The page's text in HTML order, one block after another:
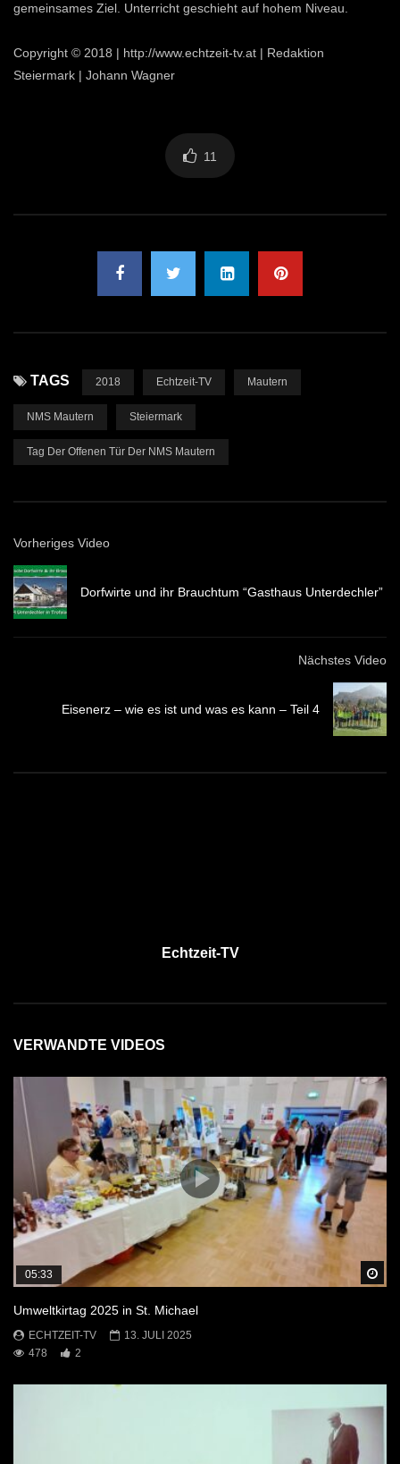
gemeinsames Ziel. Unterricht geschieht auf hohem Niveau.
Copyright © 2018 | http://www.echtzeit-tv.at | Redaktion
Steiermark | Johann Wagner
11
TAGS 2018 Echtzeit-TV Mautern
NMS Mautern Steiermark
Tag Der Offenen Tür Der NMS Mautern
Vorheriges Video
Dorfwirte und ihr Brauchtum “Gasthaus Unterdechler”
Nächstes Video
Eisenerz – wie es ist und was es kann – Teil 4
Echtzeit-TV
VERWANDTE VIDEOS
05:33
Umweltkirtag 2025 in St. Michael
ECHTZEIT-TV
13. JULI 2025
478
2